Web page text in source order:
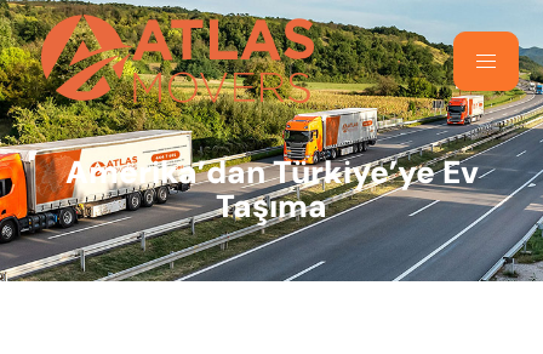
Amerika’dan Türkiye’ye Ev
Taşıma